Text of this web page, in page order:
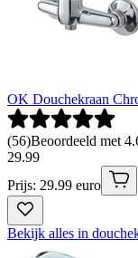
OK Douchekraan
(56)Beoordeeld met
29.99
Prijs: 29.99 euro
Bekijk alles in